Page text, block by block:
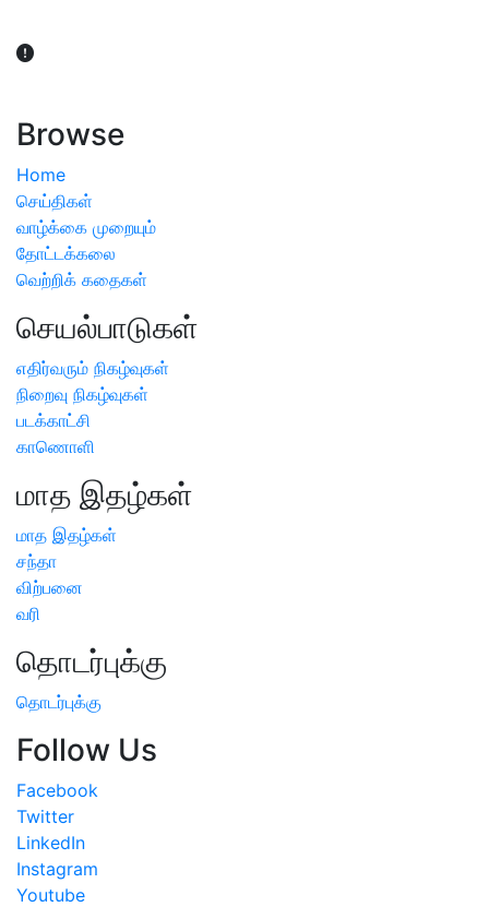
Browse
Home
செய்திகள்
வாழ்க்கை முறையும்
தோட்டக்கலை
வெற்றிக் கதைகள்
செயல்பாடுகள்
எதிர்வரும் நிகழ்வுகள்
நிறைவு நிகழ்வுகள்
படக்காட்சி
காணொளி
மாத இதழ்கள்
மாத இதழ்கள்
சந்தா
விற்பனை
வரி
தொடர்புக்கு
தொடர்புக்கு
Follow Us
Facebook
Twitter
LinkedIn
Instagram
Youtube